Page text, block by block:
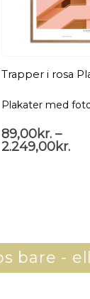
Trapper i rosa
Plakater med
89,00kr. –
2.249,00kr.
bare -